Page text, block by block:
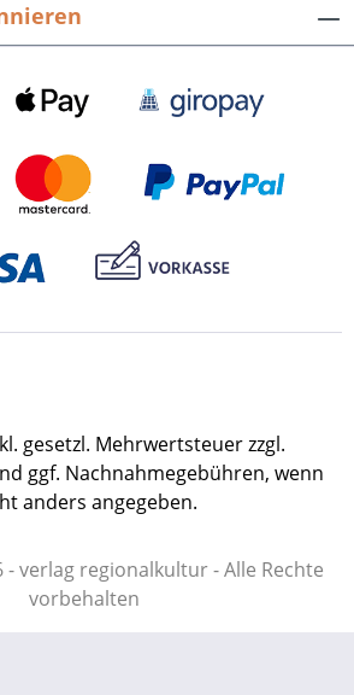
gesetzl. Mehrwertsteuer zzgl.
ggf. Nachnahmegebühren, wenn
anders angegeben.
verlag regionalkultur - Alle Rechte
vorbehalten